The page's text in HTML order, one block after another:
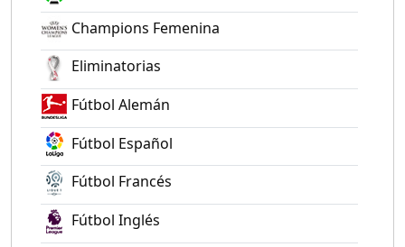
Champions Femenina
Eliminatorias
Fútbol Alemán
Fútbol Español
Fútbol Francés
Fútbol Inglés